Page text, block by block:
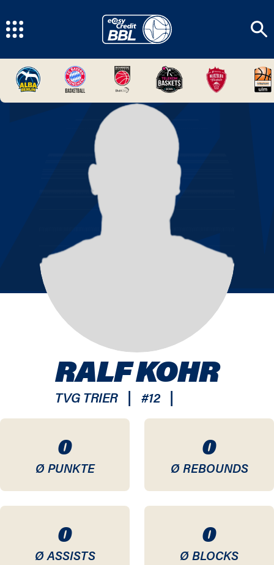
0
Ø PUNKTE
0
Ø REBOUNDS
0
Ø ASSISTS
0
Ø BLOCKS
RALF KOHR
TVG TRIER | #12 |